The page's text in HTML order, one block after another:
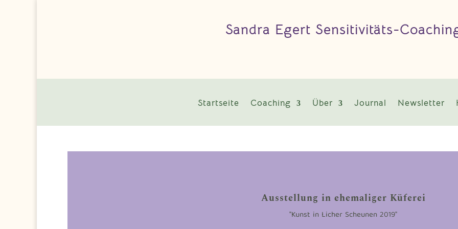
Sandra Egert Sensitivitäts-
Startseite Coaching Über Journal Newsletter
Ausstellung in ehemaliger Küferei
"Kunst in Licher Scheunen 2019"